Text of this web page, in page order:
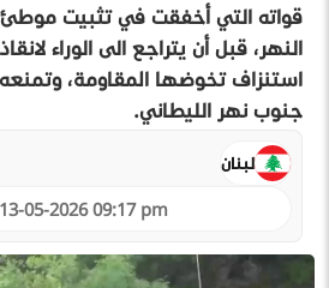
قواته التي أخفقت في تثبيت
النهر، قبل أن يتراجع الى الوراء
استنزاف تخوضها المقاومة،
جنوب نهر الليطاني.
13-05-2026 09:17 pm
لبنان